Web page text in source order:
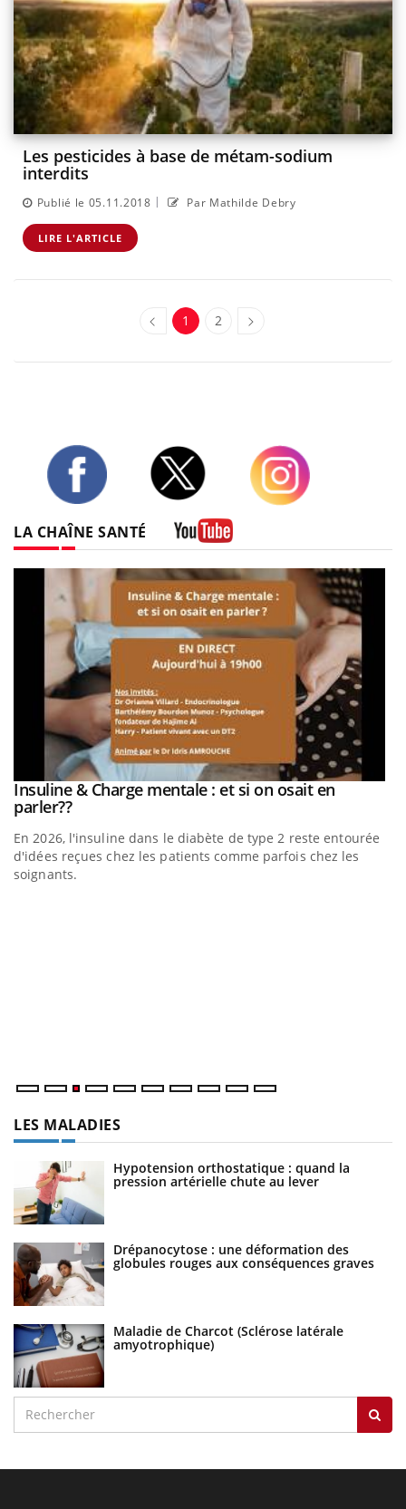
Les pesticides à base de métam-sodium
interdits
Publié le 05.11.2018 | Par Mathilde Debry
LIRE L'ARTICLE
1 2
LA CHAÎNE SANTÉ
Youtube
Insuline & Charge mentale : et si on osait en
parler??Youtube
En 2026, l'insuline dans le diabète de type 2 reste entourée
d'idées reçues chez les patients comme parfois chez les
soignants.
LES MALADIES
Hypotension orthostatique : quand la
pression artérielle chute au lever
Drépanocytose : une déformation des
globules rouges aux conséquences graves
Maladie de Charcot (Sclérose latérale
amyotrophique)